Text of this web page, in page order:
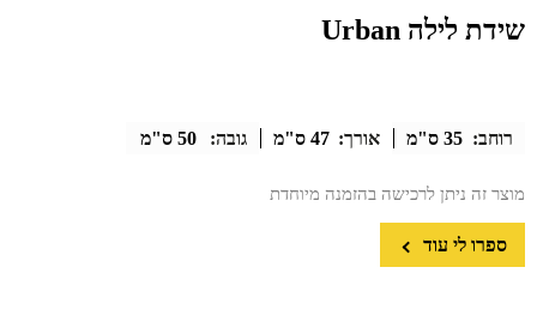
שידת לילה Urban
רוחב: 35 ס"מ אורך: 47 ס"מ גובה: 50 ס"מ
מוצר זה ניתן לרכישה בהזמנה מיוחדת
ספרו לי עוד